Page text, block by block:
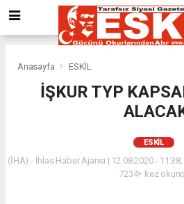
Anasayfa ESKİL
İŞKUR TYP
ESKİL
(İHA) - İhlas Haber Ajansı | 12.08.2020 -
7234+ kez